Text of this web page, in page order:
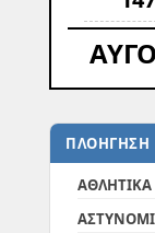
ΠΛΟΗΓΗΣΗ
ΑΘΛΗΤΙΚΑ